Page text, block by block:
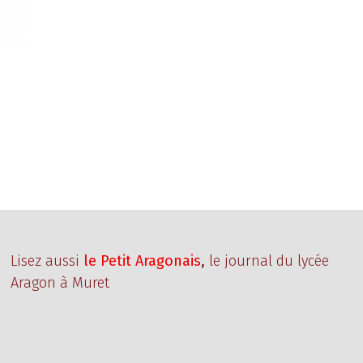
Lisez aussi le Petit Aragonais, le journal du lycée
Aragon à Muret